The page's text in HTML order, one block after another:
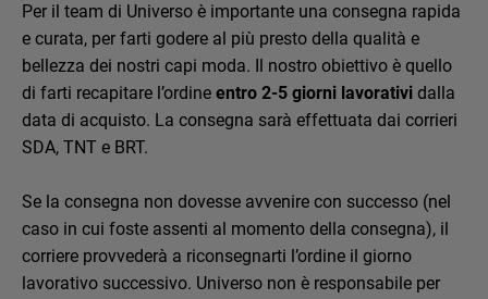
SPEDIZIONI
RESI E RIMBORSI
CONDIZIONI GENERALI DI VENDITA
Per il team di Universo è importante una consegna rapida
e curata, per farti godere al più presto della qualità e
bellezza dei nostri capi moda. Il nostro obiettivo è quello
di farti recapitare l’ordine entro 2-5 giorni lavorativi dalla
data di acquisto. La consegna sarà effettuata dai corrieri
SDA, TNT e BRT.
Se la consegna non dovesse avvenire con successo (nel
caso in cui foste assenti al momento della consegna), il
corriere provvederà a riconsegnarti l’ordine il giorno
lavorativo successivo. Universo non è responsabile per